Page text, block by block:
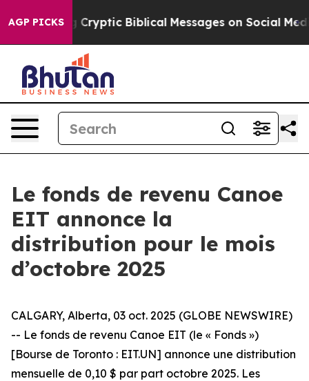
AGP PICKS
Posting Cryptic Biblical Messages on Social Media
Le fonds de revenu Canoe
EIT annonce la
distribution pour le mois
d’octobre 2025
CALGARY, Alberta, 03 oct. 2025 (GLOBE NEWSWIRE)
-- Le fonds de revenu Canoe EIT (le « Fonds »)
[Bourse de Toronto : EIT.UN] annonce une distribution
mensuelle de 0,10 $ par part octobre 2025. Les